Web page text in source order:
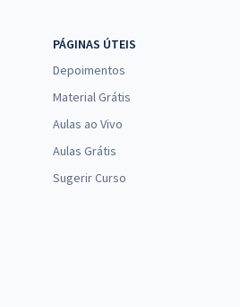
PÁGINAS ÚTEIS
Depoimentos
Material Grátis
Aulas ao Vivo
Aulas Grátis
Sugerir Curso